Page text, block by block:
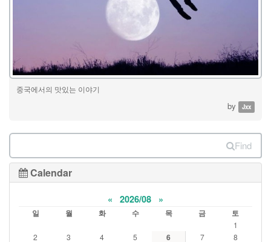
중국에서의 맛있는 이야기
by Jxx
Find
Calendar
« 2026/08 »
일 월 화 수 목 금 토
1
2
3 4 5 6 7
8